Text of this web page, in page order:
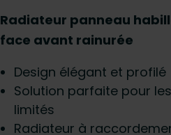
Radiateur panneau
face avant rainurée
Design élégant et profilé
Solution parfaite pour
limités
Radiateur à